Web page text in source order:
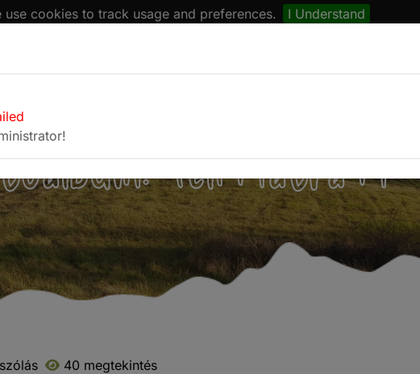
use cookies to track usage and preferences. I Understand
Téli Mátra M
40 megtekintés